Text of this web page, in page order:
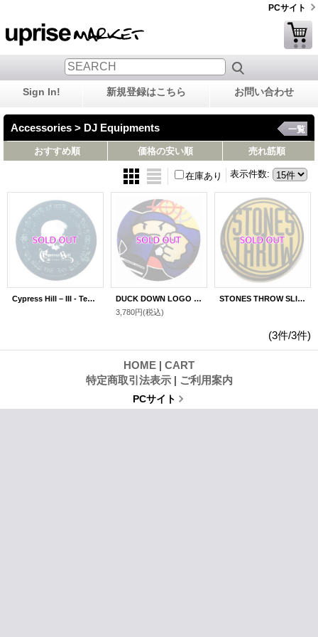
PCサイト
Sign In! 新規登録はこちら お問い合わせ
Accessories > DJ Equipments 一覧
おすすめ順 価格の安い順 売れ筋順
表示件数:
在庫あり
Cypress Hill ‎– III - Temples Of Boom SLIPMATS (PAIR)
DUCK DOWN LOGO SLIPMATS (PAIR)
3,780円(税込)
STONES THROW SLIPMATS (PAIR)
(3件/3件)
HOME | CART
特定商取引法表示 | ご利用案内
PCサイト